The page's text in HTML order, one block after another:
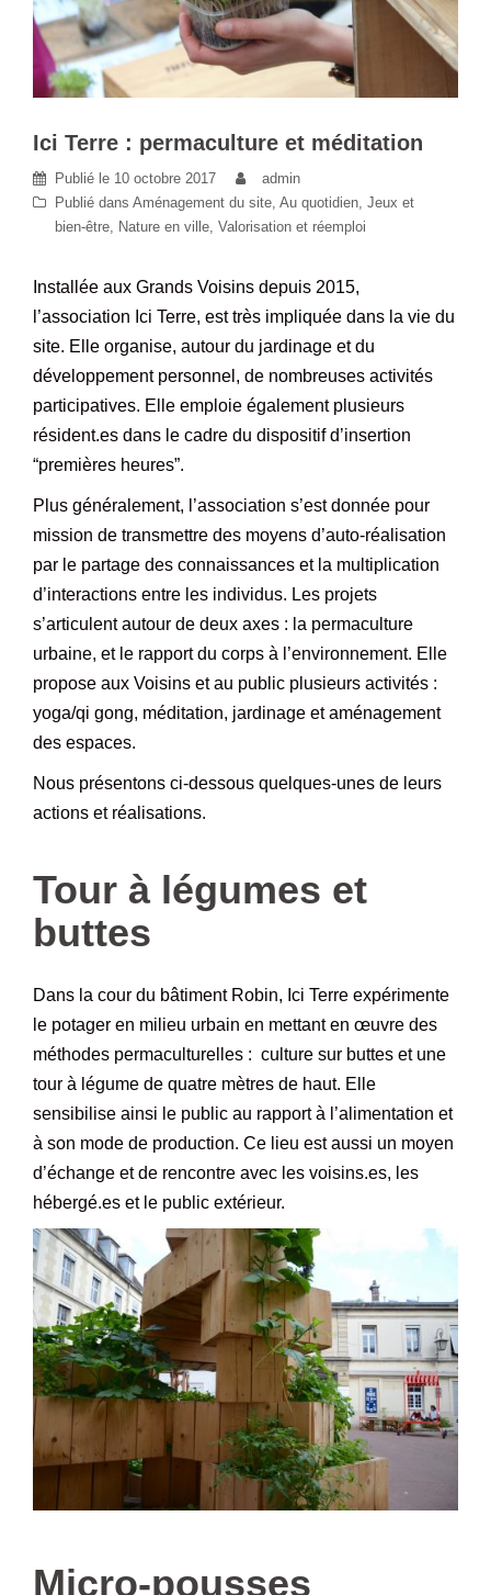
Ici Terre : permaculture et méditation
Publié le 10 octobre 2017
admin
Publié dans Aménagement du site Au quotidien Jeux et
bien-être Nature en ville Valorisation et réemploi
Installée aux Grands Voisins depuis 2015,
l’association Ici Terre, est très impliquée dans la vie du
site. Elle organise, autour du jardinage et du
développement personnel, de nombreuses activités
participatives. Elle emploie également plusieurs
résident.es dans le cadre du dispositif d’insertion
“premières heures”.
Plus généralement, l’association s’est donnée pour
mission de transmettre des moyens d’auto-réalisation
par le partage des connaissances et la multiplication
d’interactions entre les individus. Les projets
s’articulent autour de deux axes : la permaculture
urbaine, et le rapport du corps à l’environnement. Elle
propose aux Voisins et au public plusieurs activités :
yoga/qi gong, méditation, jardinage et aménagement
des espaces.
Nous présentons ci-dessous quelques-unes de leurs
actions et réalisations.
Tour à légumes et
buttes
Dans la cour du bâtiment Robin, Ici Terre expérimente
le potager en milieu urbain en mettant en œuvre des
méthodes permaculturelles : culture sur buttes et une
tour à légume de quatre mètres de haut. Elle
sensibilise ainsi le public au rapport à l’alimentation et
à son mode de production. Ce lieu est aussi un moyen
d’échange et de rencontre avec les voisins.es, les
hébergé.es et le public extérieur.
Micro-pousses